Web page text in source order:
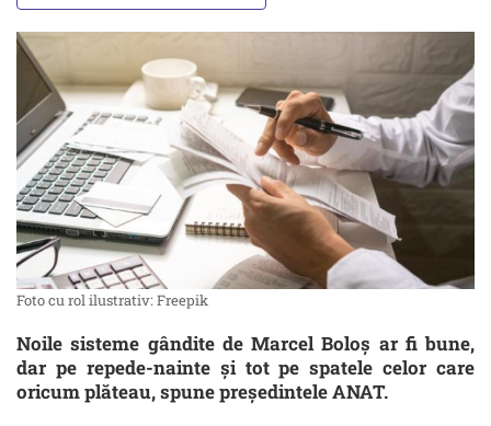
Foto cu rol ilustrativ: Freepik
Noile sisteme gândite de Marcel Boloș ar fi bune,
dar pe repede-nainte și tot pe spatele celor care
oricum plăteau, spune președintele ANAT.